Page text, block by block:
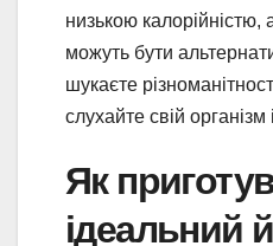
низькою калорійністю,
можуть бути
шукаєте
слухайте свій організм
Як
ідеальний